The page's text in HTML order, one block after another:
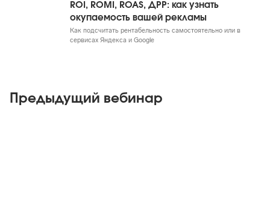
ROI, ROMI, ROAS, ДРР: как узнать
окупаемость вашей рекламы
Как подсчитать рентабельность самостоятельно или в
сервисах Яндекса и Google
Предыдущий вебинар